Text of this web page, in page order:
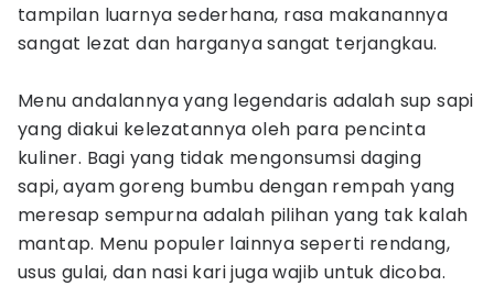
tampilan luarnya sederhana, rasa makanannya
sangat lezat dan harganya sangat terjangkau.
Menu andalannya yang legendaris adalah sup sapi
yang diakui kelezatannya oleh para pencinta
kuliner. Bagi yang tidak mengonsumsi daging
sapi, ayam goreng bumbu dengan rempah yang
meresap sempurna adalah pilihan yang tak kalah
mantap. Menu populer lainnya seperti rendang,
usus gulai, dan nasi kari juga wajib untuk dicoba.